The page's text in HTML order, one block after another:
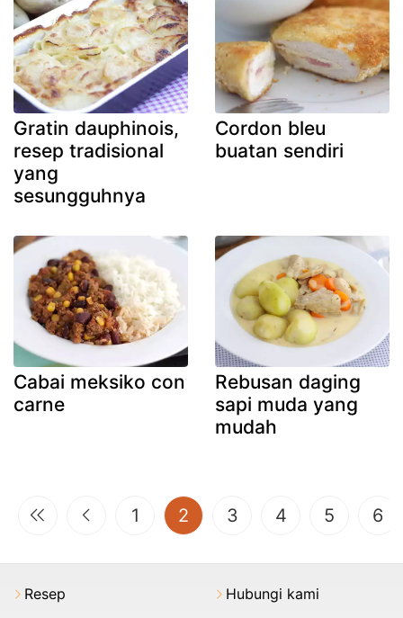
Gratin dauphinois,
resep tradisional
yang
sesungguhnya
Cordon bleu
buatan sendiri
Cabai meksiko con
carne
Rebusan daging
sapi muda yang
mudah
1 2 (current)
3 4 5 6
Resep
Hubungi kami